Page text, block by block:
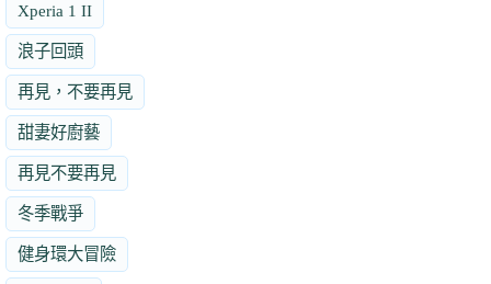
Xperia 1 II
浪子回頭
再見，不要再見
甜妻好廚藝
再見不要再見
冬季戰爭
健身環大冒險